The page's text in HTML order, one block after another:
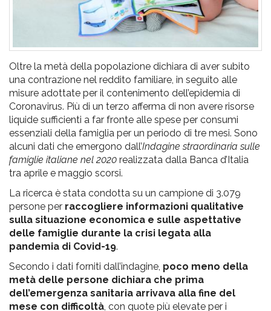
Oltre la metà della popolazione dichiara di aver subito
una contrazione nel reddito familiare, in seguito alle
misure adottate per il contenimento dell’epidemia di
Coronavirus. Più di un terzo afferma di non avere risorse
liquide sufficienti a far fronte alle spese per consumi
essenziali della famiglia per un periodo di tre mesi. Sono
alcuni dati che emergono dall’Indagine straordinaria sulle
famiglie italiane nel 2020 realizzata dalla Banca d’Italia
tra aprile e maggio scorsi.
La ricerca è stata condotta su un campione di 3.079
persone per raccogliere informazioni qualitative
sulla situazione economica e sulle aspettative
delle famiglie durante la crisi legata alla
pandemia di Covid-19.
Secondo i dati forniti dall’indagine, poco meno della
metà delle persone dichiara che prima
dell’emergenza sanitaria arrivava alla fine del
mese con difficoltà , con quote più elevate per i